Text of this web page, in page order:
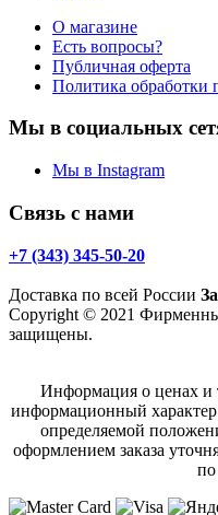
О магазине
Есть вопросы?
Публичная оферта
Политика обработки
Мы в социальных
Мы в Instagram
Связь с нами
+7 (343) 345-50-20
Доставка по всей России
Copyright © 2021
защищены.
Информация о ценах и
информационный
определяемой
оформлением заказа
по